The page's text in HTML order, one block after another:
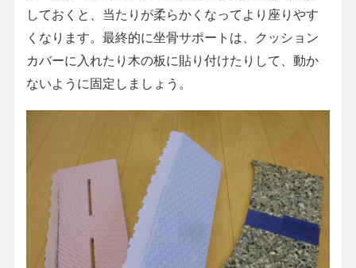
しておくと、当たりが柔らかくなってより座りやす
くなります。最終的に坐骨サポートは、クッション
カバーに入れたり木の板に貼り付けたりして、動か
ないように固定しましょう。